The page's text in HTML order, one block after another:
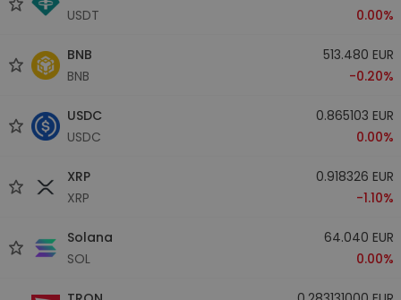
USDT
0.00%
BNB
BNB
513.480 EUR
-0.20%
USDC
USDC
0.865103 EUR
0.00%
XRP
XRP
0.918326 EUR
-1.10%
Solana
SOL
64.040 EUR
0.00%